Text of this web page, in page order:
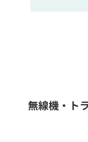
フリ
無線機・ト